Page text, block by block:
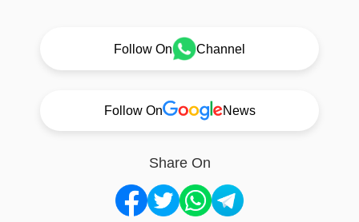
Follow On Channel
Follow On News
Share On